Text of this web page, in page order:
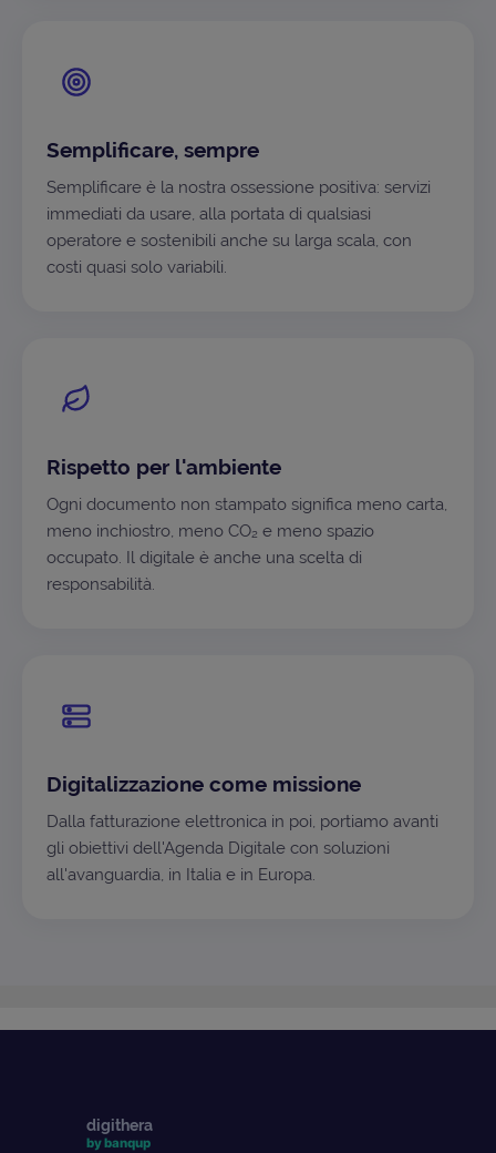
Semplificare, sempre
Semplificare è la nostra ossessione positiva: servizi
immediati da usare, alla portata di qualsiasi
operatore e sostenibili anche su larga scala, con
costi quasi solo variabili.
Rispetto per l'ambiente
Ogni documento non stampato significa meno carta,
meno inchiostro, meno CO₂ e meno spazio
occupato. Il digitale è anche una scelta di
responsabilità.
Digitalizzazione come missione
Dalla fatturazione elettronica in poi, portiamo avanti
gli obiettivi dell'Agenda Digitale con soluzioni
all'avanguardia, in Italia e in Europa.
digithera
by banqup